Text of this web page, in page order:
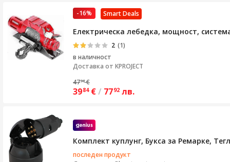
Smart Deals
-16%
Електрическа лебедка, мощност,
2 (1)
в наличност
Доставка от KPROJECT
4798 €
3984 €/ 7792 лв.
Комплект куплунг, Букса за Ремарке,
последен продукт